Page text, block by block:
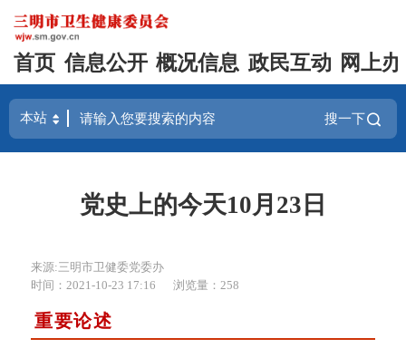
首页 信息公开 概况信息 政民互动 网上
搜一下
党史上的今天10月23日
来源:三明市卫健委党委办
时间：2021-10-23 17:16
浏览量：258
重要论述